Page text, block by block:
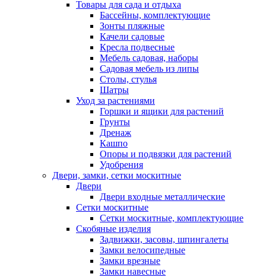
Товары для сада и отдыха
Бассейны, комплектующие
Зонты пляжные
Качели садовые
Кресла подвесные
Мебель садовая, наборы
Садовая мебель из липы
Столы, стулья
Шатры
Уход за растениями
Горшки и ящики для растений
Грунты
Дренаж
Кашпо
Опоры и подвязки для растений
Удобрения
Двери, замки, сетки москитные
Двери
Двери входные металлические
Сетки москитные
Сетки москитные, комплектующие
Скобяные изделия
Задвижки, засовы, шпингалеты
Замки велосипедные
Замки врезные
Замки навесные